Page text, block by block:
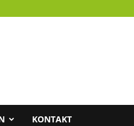
KONTAKT